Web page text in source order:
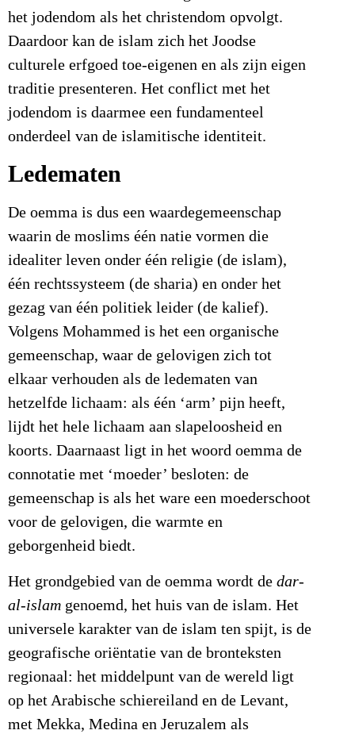
het jodendom als het christendom opvolgt.
Daardoor kan de islam zich het Joodse
culturele erfgoed toe-eigenen en als zijn eigen
traditie presenteren. Het conflict met het
jodendom is daarmee een fundamenteel
onderdeel van de islamitische identiteit.
Ledematen
De oemma is dus een waardegemeenschap
waarin de moslims één natie vormen die
idealiter leven onder één religie (de islam),
één rechtssysteem (de sharia) en onder het
gezag van één politiek leider (de kalief).
Volgens Mohammed is het een organische
gemeenschap, waar de gelovigen zich tot
elkaar verhouden als de ledematen van
hetzelfde lichaam: als één ‘arm’ pijn heeft,
lijdt het hele lichaam aan slapeloosheid en
koorts. Daarnaast ligt in het woord oemma de
connotatie met ‘moeder’ besloten: de
gemeenschap is als het ware een moederschoot
voor de gelovigen, die warmte en
geborgenheid biedt.
Het grondgebied van de oemma wordt de dar-
al-islam genoemd, het huis van de islam. Het
universele karakter van de islam ten spijt, is de
geografische oriëntatie van de bronteksten
regionaal: het middelpunt van de wereld ligt
op het Arabische schiereiland en de Levant,
met Mekka, Medina en Jeruzalem als